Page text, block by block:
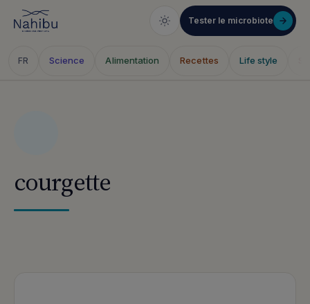
Tester le microbiote
FR Science Alimentation Recettes Life style
courgette